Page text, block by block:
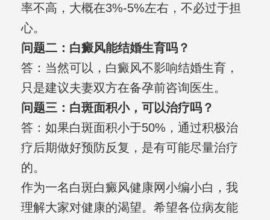
率不高，大概在3%-5%左右，不必过于担
心。
问题二：白癜风能结婚生育吗？
答：当然可以，白癜风不影响结婚生育，
只是建议夫妻双方在备孕前咨询医生。
问题三：白斑面积小，可以治疗吗？
答：如果白斑面积小于50%，通过积极治
疗后期做好预防反复，是有可能尽量治疗
的。
作为一名白斑白癜风健康网小编小白，我
理解大家对健康的渴望。希望各位病友能